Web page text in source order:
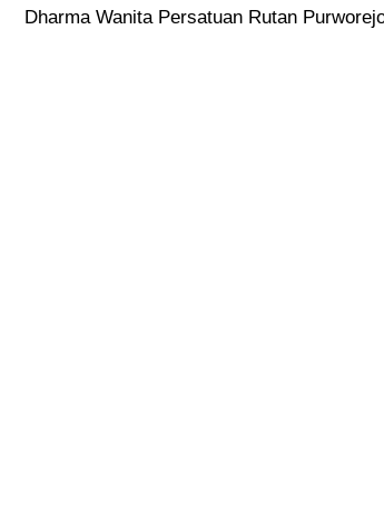
Dharma Wanita Persatuan Rutan